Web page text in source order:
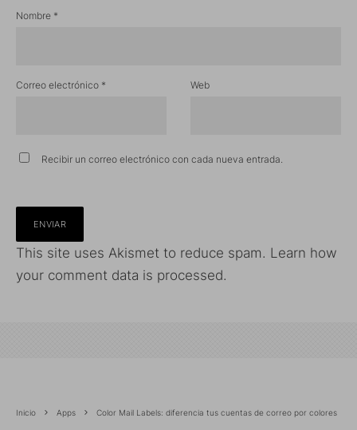
Nombre *
Correo electrónico * Web
Recibir un correo electrónico con cada nueva entrada.
This site uses Akismet to reduce spam. Learn how
your comment data is processed.
Inicio Apps Color Mail Labels: diferencia tus cuentas de correo por colores